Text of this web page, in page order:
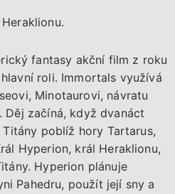
fantasy akční film z roku
roli. Immortals využívá
Minotaurovi, návratu
Děj začíná, když dvanáct
poblíž hory Tartarus,
Hyperion, král Heraklionu,
Hyperion plánuje
Pahedru, použít její sny a